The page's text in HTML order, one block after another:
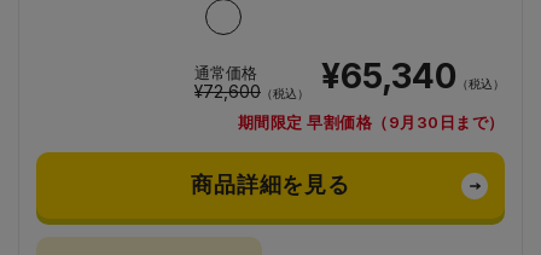
通常価格
¥72,600 （税込） ¥65,340 （税込）
期間限定 早割価格（9月30日まで）
商品詳細を見る